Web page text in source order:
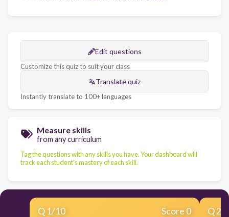
Edit questions
Customize this quiz to suit your class
Translate quiz
Instantly translate to 100+ languages
Measure skills
from any curriculum
Tag the questions with any skills you have. Your dashboard will
track each student's mastery of each skill.
Q 1/10 Score 0 Q2